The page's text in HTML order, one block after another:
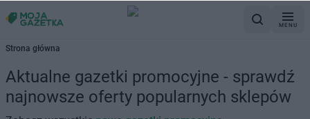
MENU
Strona główna
Aktualne gazetki promocyjne - sprawdź
najnowsze oferty popularnych sklepów